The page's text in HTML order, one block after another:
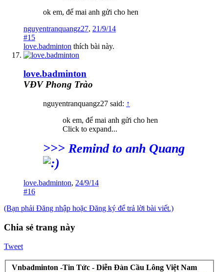
ok em, để mai anh gửi cho hen
nguyentranquangz27, 21/9/14
#15
love.badminton thích bài này.
love.badminton
VĐV Phong Trào
nguyentranquangz27 said: ↑
ok em, để mai anh gửi cho hen
Click to expand...
>>> Remind to anh Quang
love.badminton, 24/9/14
#16
(Bạn phải Đăng nhập hoặc Đăng ký để trả lời bài viết.)
Chia sẻ trang này
Tweet
Vnbadminton -Tin Tức - Diễn Đàn Cầu Lông Việt Nam